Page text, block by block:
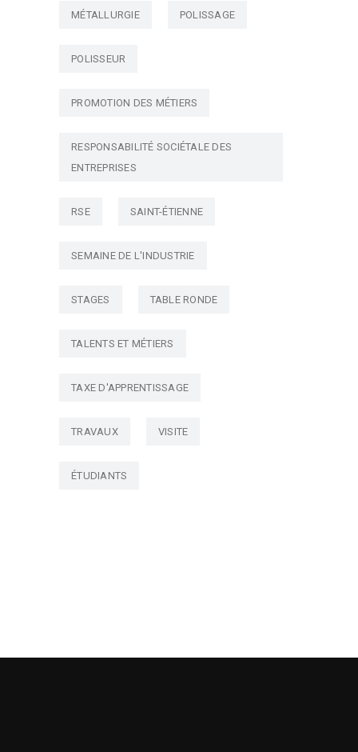
MÉTALLURGIE POLISSAGE
POLISSEUR
PROMOTION DES MÉTIERS
RESPONSABILITÉ SOCIÉTALE DES
ENTREPRISES
RSE SAINT-ÉTIENNE
SEMAINE DE L'INDUSTRIE
STAGES TABLE RONDE
TALENTS ET MÉTIERS
TAXE D'APPRENTISSAGE
TRAVAUX VISITE
ÉTUDIANTS